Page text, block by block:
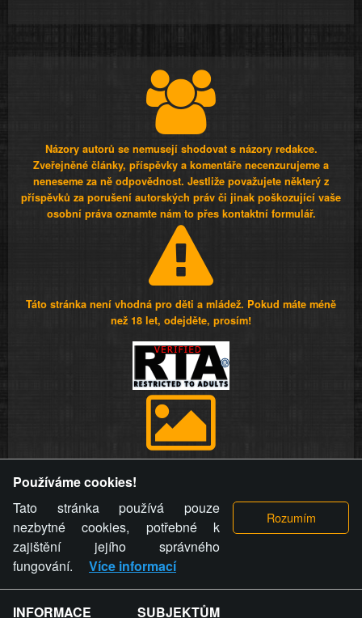
Názory autorů se nemusejí shodovat s názory redakce.
Zveřejněné články, příspěvky a komentáře necenzurujeme a
neneseme za ně odpovědnost. Jestliže považujete některý z
příspěvků za porušení autorských práv či jinak poškozující vaše
osobní práva oznamte nám to přes kontaktní formulář.
Táto stránka není vhodná pro děti a mládež. Pokud máte méně
než 18 let, odejděte, prosím!
videa a komentáře. Osoba, které se toto opatření provozovatele
stránky týče, ani osoba, která umístila fotografii nebo video na
stránku, nemůže z důvodu odstranění fotografie, videa nebo
komentáře pro výše uvedenou okolnost uplatnit vůči
provozovateli stránky žádný nárok na náhradu škody nebo
nemajetkové újmy.
Používáme cookies!
Tato stránka používá pouze
nezbytné cookies, potřebné k
zajištění jejího správného
fungování.
Více informací
INFORMACE SUBJEKTŮM